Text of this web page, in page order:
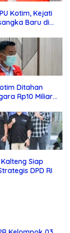
Kotim, Kejati
Baru di
Ditahan
Rp10 Miliar
Siap
DPD RI